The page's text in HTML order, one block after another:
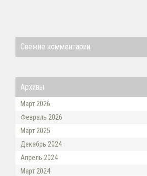
Свежие комментарии
Архивы
Март 2026
Февраль 2026
Март 2025
Декабрь 2024
Апрель 2024
Март 2024